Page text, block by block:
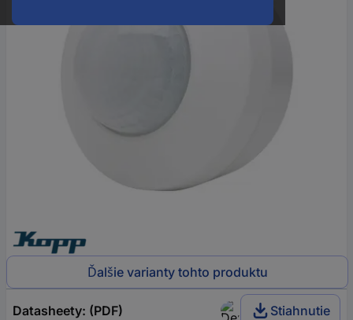
Ďalšie varianty tohto produktu
Datasheety: (PDF) Stiahnutie